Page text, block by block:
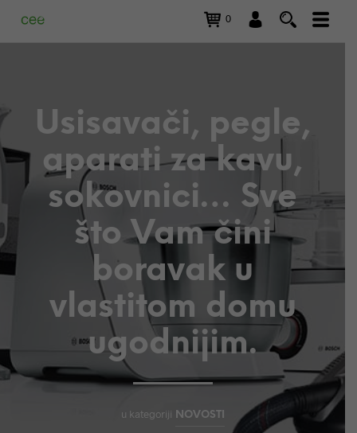
0
Usisavači, pegle,
aparati za kavu,
sokovnici… Sve
što Vam čini
boravak u
vlastitom domu
ugodnijim.
u kategoriji NOVOSTI